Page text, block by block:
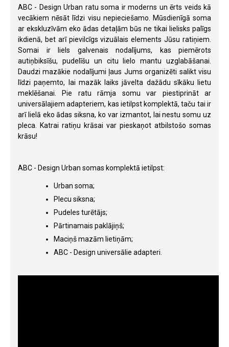
ABC - Design Urban ratu soma ir moderns un ērts veids kā
vecākiem nēsāt līdzi visu nepieciešamo. Mūsdienīgā soma
ar ekskluzīvām eko ādas detaļām būs ne tikai lielisks palīgs
ikdienā, bet arī pievilcīgs vizuālais elements Jūsu ratiņiem.
Somai ir liels galvenais nodalījums, kas piemērots
autiņbiksīšu, pudelīšu un citu lielo mantu uzglabāšanai.
Daudzi mazākie nodalījumi ļaus Jums organizēti salikt visu
līdzi paņemto, lai mazāk laiks jāvelta dažādu sīkāku lietu
meklēšanai. Pie ratu rāmja somu var piestiprināt ar
universālajiem adapteriem, kas ietilpst komplektā, taču tai ir
arī lielā eko ādas siksna, ko var izmantot, lai nestu somu uz
pleca. Katrai ratiņu krāsai var pieskaņot atbilstošo somas
krāsu!
ABC - Design Urban somas komplektā ietilpst:
Urban soma;
Plecu siksna;
Pudeles turētājs;
Pārtinamais paklājiņš;
Maciņš mazām lietiņām;
ABC - Design universālie adapteri.